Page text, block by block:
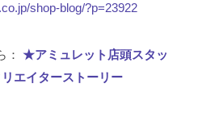
shop-blog/?p=23922
： ★アミュレット店頭スタッ
エイターストーリー